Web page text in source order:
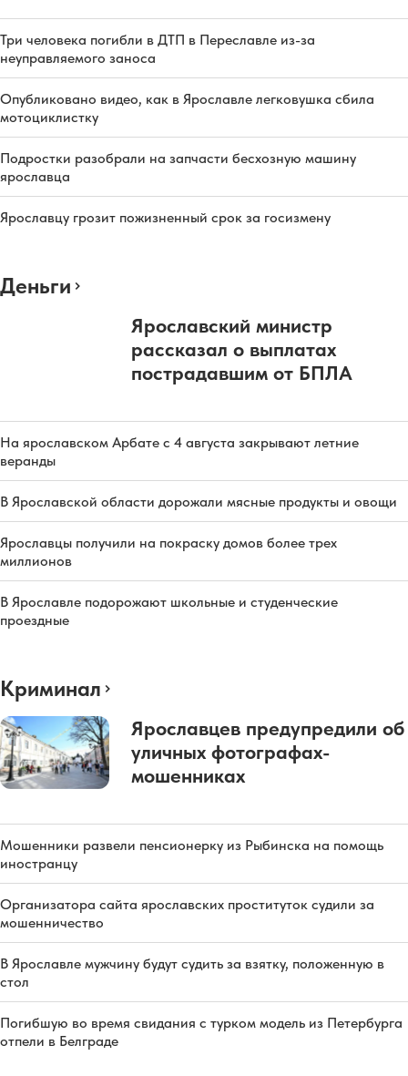
Три человека погибли в ДТП в Переславле из-за
неуправляемого заноса
Опубликовано видео, как в Ярославле легковушка сбила
мотоциклистку
Подростки разобрали на запчасти бесхозную машину
ярославца
Ярославцу грозит пожизненный срок за госизмену
Деньги
Ярославский министр
рассказал о выплатах
пострадавшим от БПЛА
На ярославском Арбате с 4 августа закрывают летние
веранды
В Ярославской области дорожали мясные продукты и овощи
Ярославцы получили на покраску домов более трех
миллионов
В Ярославле подорожают школьные и студенческие
проездные
Криминал
Ярославцев предупредили об
уличных фотографах-
мошенниках
Мошенники развели пенсионерку из Рыбинска на помощь
иностранцу
Организатора сайта ярославских проституток судили за
мошенничество
В Ярославле мужчину будут судить за взятку, положенную в
стол
Погибшую во время свидания с турком модель из Петербурга
отпели в Белграде